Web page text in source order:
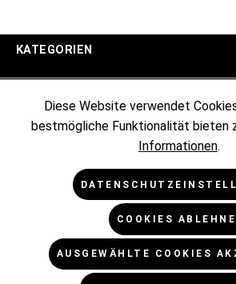
KATEGORIEN
KUNDENINFORMATIONEN
RECHTLICHES
Diese Website verwendet
bestmögliche Funktionalität bieten
Informationen.
COOKIES
AUSGEWÄHLTE COOKIES